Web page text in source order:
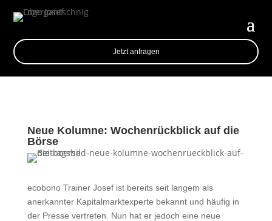
Jetzt anfragen
Neue Kolumne: Wochenrückblick auf die
Börse
ecobono Trainer Josef ist bereits seit langem als
anerkannter Kapitalmarktexperte bekannt und häufig in
der Presse vertreten. Nun hat er jedoch eine neue